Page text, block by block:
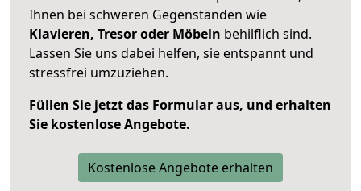
Ihnen bei schweren Gegenständen wie
Klavieren, Tresor oder Möbeln behilflich sind.
Lassen Sie uns dabei helfen, sie entspannt und
stressfrei umzuziehen.
Füllen Sie jetzt das Formular aus, und erhalten
Sie kostenlose Angebote.
Kostenlose Angebote erhalten